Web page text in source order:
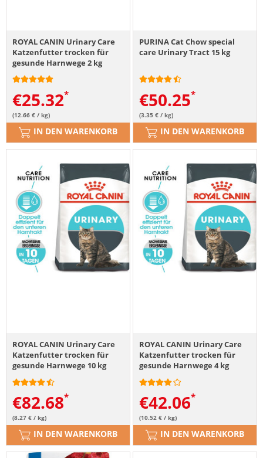
ROYAL CANIN Urinary Care
Katzenfutter trocken für
gesunde Harnwege 2 kg
€25.32
(12.66 € / kg)
IN DEN WARENKORB
PURINA Cat Chow special
care Urinary Tract 15 kg
€50.25
(3.35 € / kg)
IN DEN WARENKORB
ROYAL CANIN Urinary Care
Katzenfutter trocken für
gesunde Harnwege 10 kg
€82.68
(8.27 € / kg)
IN DEN WARENKORB
ROYAL CANIN Urinary Care
Katzenfutter trocken für
gesunde Harnwege 4 kg
€42.06
(10.52 € / kg)
IN DEN WARENKORB